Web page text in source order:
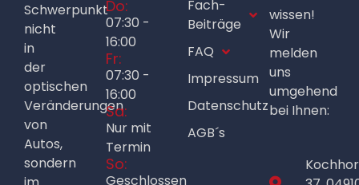
Schwerpunkt
nicht
in
der
optischen
Veränderungen
von
Autos,
sondern
Do:
07:30 -
16:00
Fr:
07:30 -
16:00
Sa:
Nur mit
Termin
So:
Geschlossen
Fach-
Beiträge
FAQ
Impressum
Datenschutz
AGB´s
wissen!
Wir
melden
uns
umgehend
bei Ihnen: